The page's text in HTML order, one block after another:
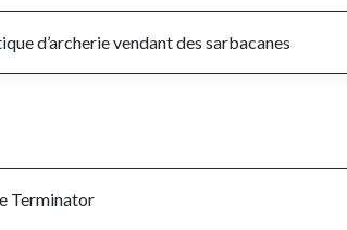
d’archerie vendant des sarbacanes
Terminator